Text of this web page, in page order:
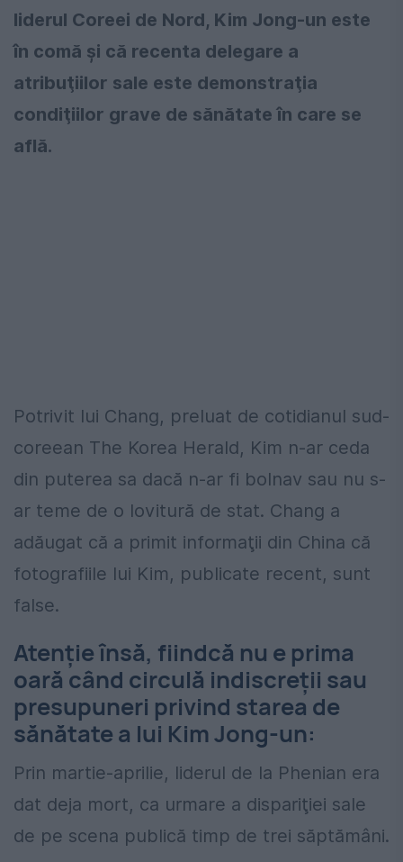
liderul Coreei de Nord, Kim Jong-un este
în comă şi că recenta delegare a
atribuţiilor sale este demonstraţia
condiţiilor grave de sănătate în care se
află.
Potrivit lui Chang, preluat de cotidianul sud-
coreean The Korea Herald, Kim n-ar ceda
din puterea sa dacă n-ar fi bolnav sau nu s-
ar teme de o lovitură de stat. Chang a
adăugat că a primit informaţii din China că
fotografiile lui Kim, publicate recent, sunt
false.
Atenţie însă, fiindcă nu e prima
oară când circulă indiscreţii sau
presupuneri privind starea de
sănătate a lui Kim Jong-un:
Prin martie-aprilie, liderul de la Phenian era
dat deja mort, ca urmare a dispariţiei sale
de pe scena publică timp de trei săptămâni.